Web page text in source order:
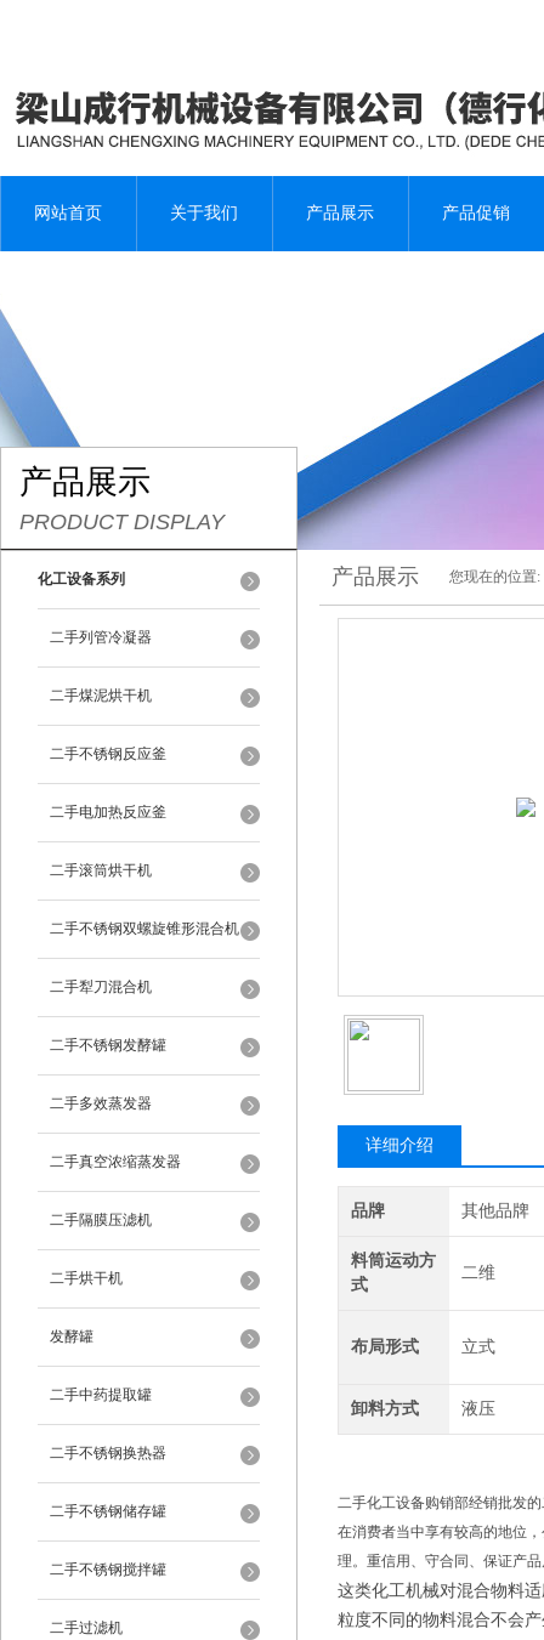
网站首页 关于我们 产品展示 产品促销
产品展示
PRODUCT DISPLAY
化工设备系列
二手列管冷凝器
二手煤泥烘干机
二手不锈钢反应釜
二手电加热反应釜
二手滚筒烘干机
二手不锈钢双螺旋锥形混合机
二手犁刀混合机
二手不锈钢发酵罐
二手多效蒸发器
二手真空浓缩蒸发器
二手隔膜压滤机
二手烘干机
发酵罐
二手中药提取罐
二手不锈钢换热器
二手不锈钢储存罐
二手不锈钢搅拌罐
二手过滤机
产品展示 您现在的位置:
详细介绍
品牌 其他品牌
料筒运动方
式
二维
布局形式 立式
卸料方式 液压
二手化工设备购销部经销批发
在消费者当中享有较高的地位
理。重信用、守合同、保证产
这类化工机械对混合物料
粒度不同的物料混合不会